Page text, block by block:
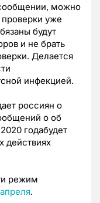
можно
уже
будут
и не брать
Делается
инфекцией.
россиян о
о об
годабудет
действиях
режим
.